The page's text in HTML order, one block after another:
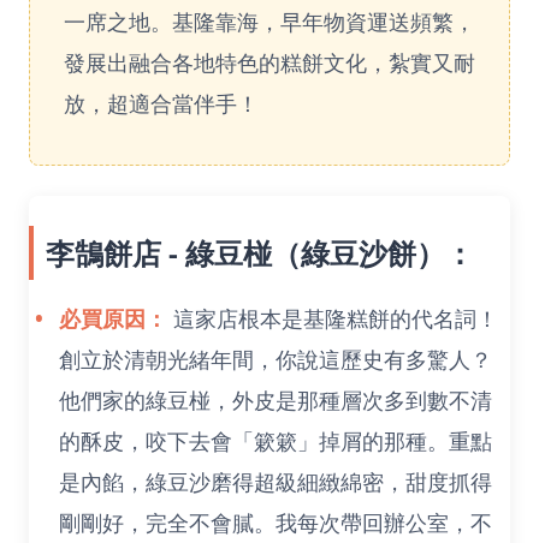
一席之地。基隆靠海，早年物資運送頻繁，
發展出融合各地特色的糕餅文化，紮實又耐
放，超適合當伴手！
李鵠餅店 - 綠豆椪（綠豆沙餅）：
必買原因： 這家店根本是基隆糕餅的代名詞！
創立於清朝光緒年間，你說這歷史有多驚人？
他們家的綠豆椪，外皮是那種層次多到數不清
的酥皮，咬下去會「簌簌」掉屑的那種。重點
是內餡，綠豆沙磨得超級細緻綿密，甜度抓得
剛剛好，完全不會膩。我每次帶回辦公室，不